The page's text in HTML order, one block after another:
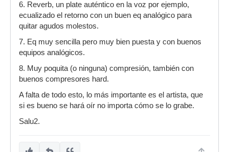
6. Reverb, un plate auténtico en la voz por ejemplo,
ecualizado el retorno con un buen eq analógico para
quitar agudos molestos.
7. Eq muy sencilla pero muy bien puesta y con buenos
equipos analógicos.
8. Muy poquita (o ninguna) compresión, también con
buenos compresores hard.
A falta de todo esto, lo más importante es el artista, que
si es bueno se hará oír no importa cómo se lo grabe.
Salu2.